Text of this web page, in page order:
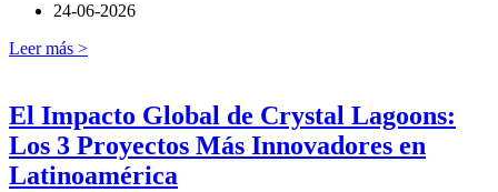
24-06-2026
Leer más >
El Impacto Global de Crystal Lagoons:
Los 3 Proyectos Más Innovadores en
Latinoamérica